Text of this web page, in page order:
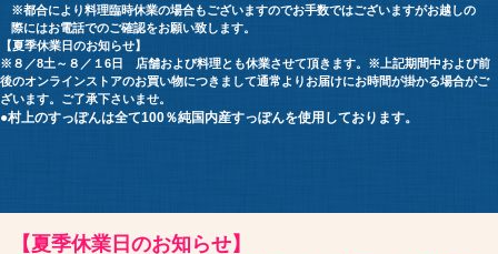
※都合により料理臨時休業の場合もございますのでお手数ではございますがお越しの
際にはお電話でのご確認をお願い致します。
【夏季休業日のお知らせ】
※８／8土～８／１6日 店舗および料理とも休業させて頂きます。※上記期間中および前
後のオンラインストアのお買い物につきまして通常よりお届けにお時間が掛かる場合がご
ざいます。ご了承下さいませ。
●村上のすっぽんは全て100％純国内産すっぽんを使用しております。
【夏季休業日のお知らせ】